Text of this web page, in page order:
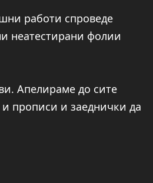
работи спроведе
неатестирани фолии
Апелираме до сите
и прописи и заеднички да